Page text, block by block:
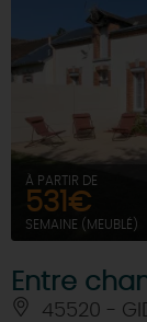
À PARTIR DE
531€
SEMAINE (MEUBLÉ)
Entre
45520 -